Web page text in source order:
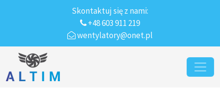
Skontaktuj się z nami:
+48 603 911 219
wentylatory@onet.pl
Przejdź do treści
Main Navigation